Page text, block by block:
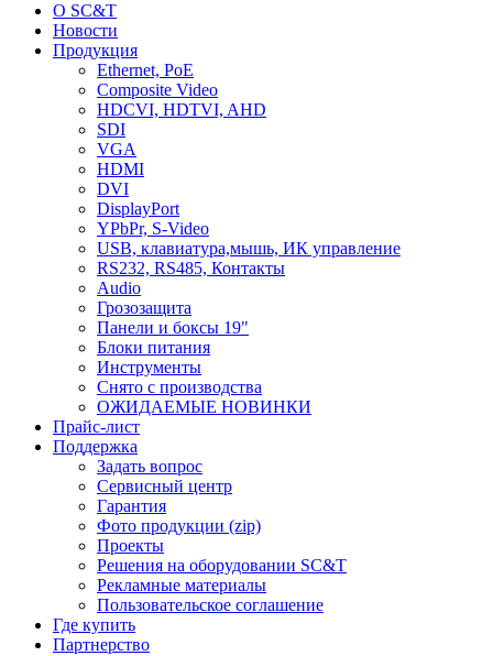
О SC&T
Новости
Продукция
Ethernet, PoE
Composite Video
HDCVI, HDTVI, AHD
SDI
VGA
HDMI
DVI
DisplayPort
YPbPr, S-Video
USB, клавиатура,мышь, ИК управление
RS232, RS485, Контакты
Audio
Грозозащита
Панели и боксы 19"
Блоки питания
Инструменты
Снято с производства
ОЖИДАЕМЫЕ НОВИНКИ
Прайс-лист
Поддержка
Задать вопрос
Сервисный центр
Гарантия
Фото продукции (zip)
Проекты
Решения на оборудовании SC&T
Рекламные материалы
Пользовательское соглашение
Где купить
Партнерство